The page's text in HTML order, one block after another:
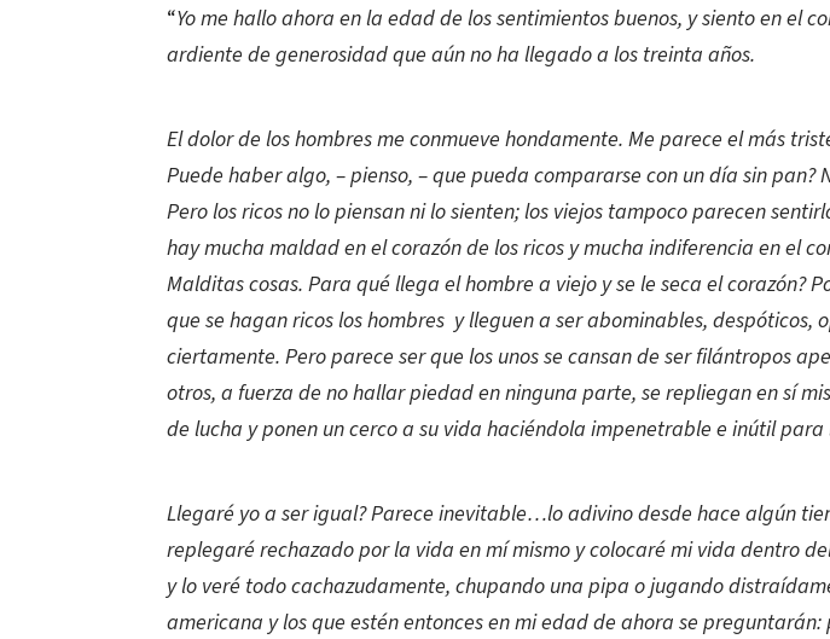
“Yo me hallo ahora en la edad de los sentimientos buenos, y siento en el
ardiente de generosidad que aún no ha llegado a los treinta años.
El dolor de los hombres me conmueve hondamente. Me parece el más
Puede haber algo, – pienso, – que pueda compararse con un día sin pan?
Pero los ricos no lo piensan ni lo sienten; los viejos tampoco parecen
hay mucha maldad en el corazón de los ricos y mucha indiferencia en el
Malditas cosas. Para qué llega el hombre a viejo y se le seca el corazón?
que se hagan ricos los hombres y lleguen a ser abominables, despóticos,
ciertamente. Pero parece ser que los unos se cansan de ser filántropos
otros, a fuerza de no hallar piedad en ninguna parte, se repliegan en sí
de lucha y ponen un cerco a su vida haciéndola impenetrable e inútil para
Llegaré yo a ser igual? Parece inevitable…lo adivino desde hace algún
replegaré rechazado por la vida en mí mismo y colocaré mi vida dentro
y lo veré todo cachazudamente, chupando una pipa o jugando
americana y los que estén entonces en mi edad de ahora se